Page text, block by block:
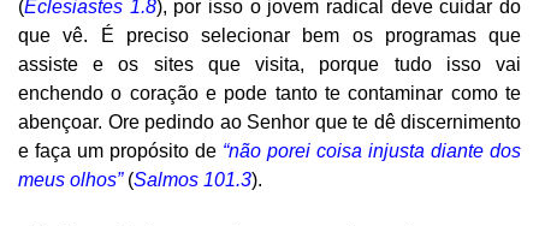
(Eclesiastes 1.8), por isso o jovem radical deve cuidar do
que vê. É preciso selecionar bem os programas que
assiste e os sites que visita, porque tudo isso vai
enchendo o coração e pode tanto te contaminar como te
abençoar. Ore pedindo ao Senhor que te dê discernimento
e faça um propósito de “não porei coisa injusta diante dos
meus olhos”(Salmos 101.3).